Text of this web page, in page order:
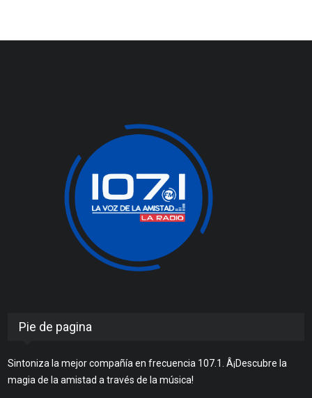
Pie de pagina
Sintoniza la mejor compañía en frecuencia 107.1. Â¡Descubre la
magia de la amistad a través de la música!